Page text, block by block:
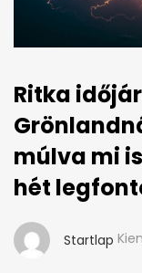
Ritka
múlva mi
hét
Startlap